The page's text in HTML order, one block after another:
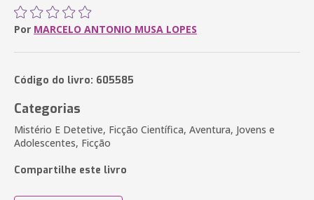
Por MARCELO ANTONIO MUSA LOPES
Código do livro: 605585
Categorias
Mistério E Detetive, Ficção Científica, Aventura, Jovens e
Adolescentes, Ficção
Compartilhe este livro